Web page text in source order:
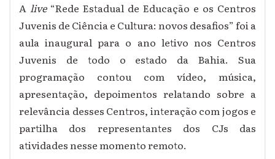
A live“Rede Estadual de Educação e os Centros
Juvenis de Ciência e Cultura: novos desafios” foi a
aula inaugural para o ano letivo nos Centros
Juvenis de todo o estado da Bahia. Sua
programação contou com vídeo, música,
apresentação, depoimentos relatando sobre a
relevância desses Centros, interação com jogos e
partilha dos representantes dos CJs das
atividades nesse momento remoto.